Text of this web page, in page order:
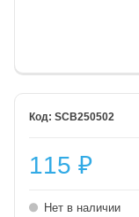
SCB250502
115 ₽
Нет в наличии